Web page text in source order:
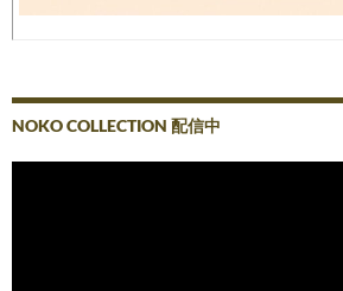
NOKO COLLECTION 配信中